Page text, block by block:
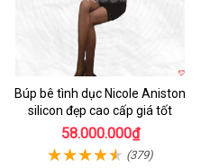
Búp bê tình dục Nicole Aniston
silicon đẹp cao cấp giá tốt
58.000.000₫
(379)